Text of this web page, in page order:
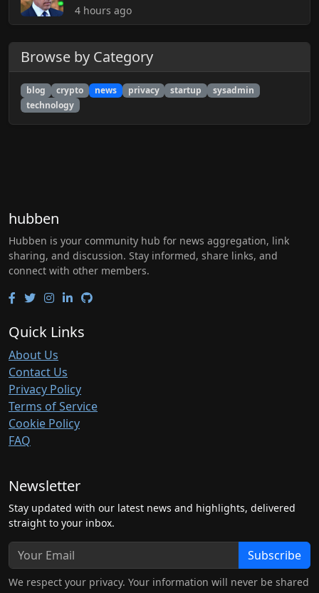
4 hours ago
Browse by Category
blog crypto news privacy startup
sysadmin
technology
hubben
Hubben is your community hub for news aggregation, link
sharing, and discussion. Stay informed, share links, and
connect with other members.
Quick Links
About Us
Contact Us
Privacy Policy
Terms of Service
Cookie Policy
FAQ
Newsletter
Stay updated with our latest news and highlights, delivered
straight to your inbox.
Subscribe
We respect your privacy. Your information will never be shared